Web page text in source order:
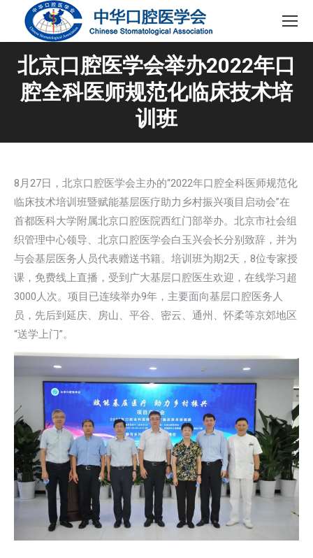
北京口腔医学会举办2022年口
腔全科医师规范化临床技术培
训班
8月27日，北京口腔医学会主办的“2022年口腔全科医师规范化
临床技术培训班暨赋能基层医疗助力乡村振兴项目启动会”在
首都医科大学附属北京口腔医院西红门部举办。北京市社会组
织管理中心领导、北京口腔医学会白玉兴会长分别致辞，并为
与会基层医务人员代表赠送书籍。培训班为期2天，8位专家授
课，免费线上直播，受到广大基层口腔医生欢迎，在线学习超
3000人次。项目已连续举办9年，主要面向基层口腔医务人
员，先后到延庆、房山、平谷、密云、通州、怀柔等京郊地区
“送学上门”。